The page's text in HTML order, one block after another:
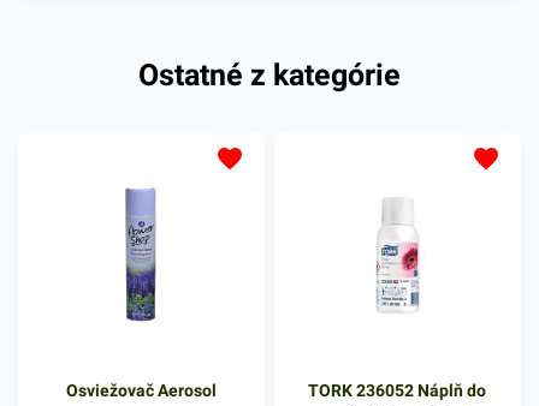
Ostatné z kategórie
Osviežovač Aerosol
TORK 236052 Náplň do